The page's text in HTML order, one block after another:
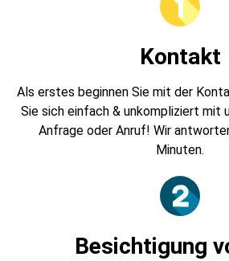
Kontakt
Als erstes beginnen Sie mit der
Sie sich einfach & unkompliziert mit
Anfrage oder Anruf! Wir
Minuten.
Besichtigung